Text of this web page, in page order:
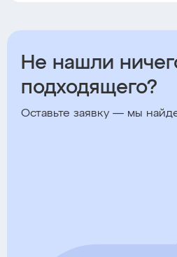
Не нашли
подходящего?
Оставьте заявку — мы